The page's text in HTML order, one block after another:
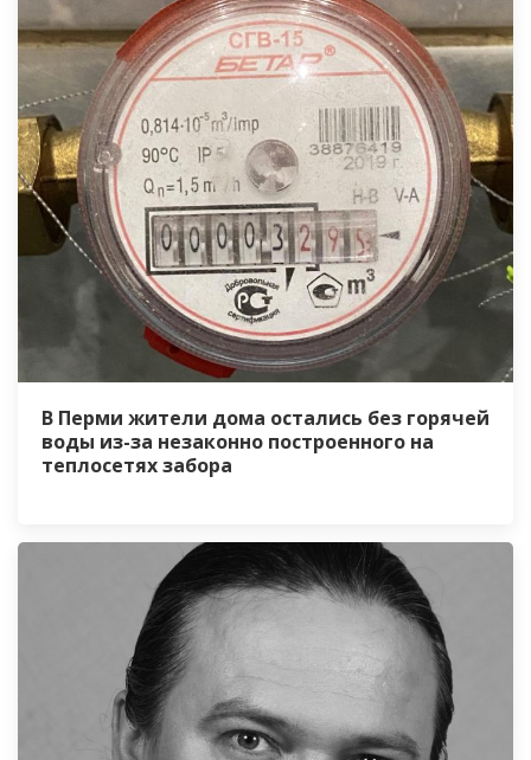
В Перми жители дома остались без горячей
воды из-за незаконно построенного на
теплосетях забора